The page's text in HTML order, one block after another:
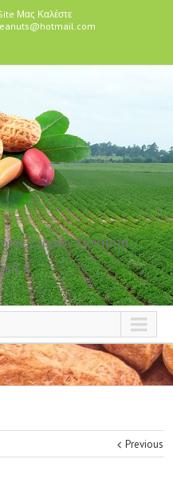
Μας Καλέστε
Σερρών Ποιότητα
!!
Previous